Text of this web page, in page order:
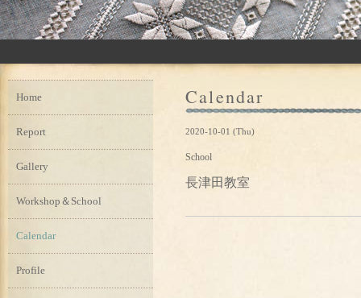
Calendar
2020-10-01 (Thu)
School
長津田教室
Home
Report
Gallery
Workshop＆School
Calendar
Profile